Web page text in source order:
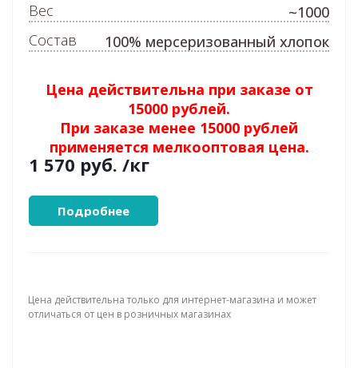
Цена действительна при заказе от
15000 рублей.
При заказе менее 15000 рублей
применяется мелкооптовая цена.
1 570 руб. /кг
Подробнее
Вес
~1000
Состав
100% мерсеризованный хлопок
Цена действительна только для интернет-магазина и может
отличаться от цен в розничных магазинах